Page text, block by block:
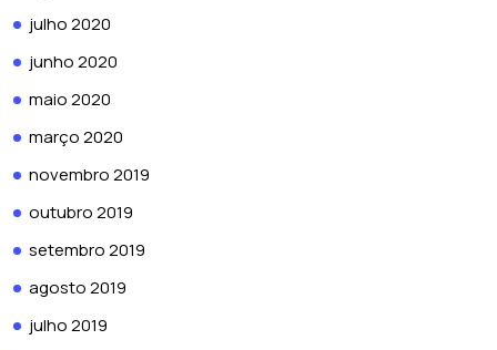
julho 2020
junho 2020
maio 2020
março 2020
novembro 2019
outubro 2019
setembro 2019
agosto 2019
julho 2019